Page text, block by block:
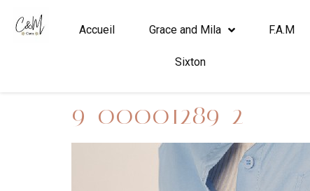
Accueil Grace and Mila F.A.M
Sixton
9_00001289_2